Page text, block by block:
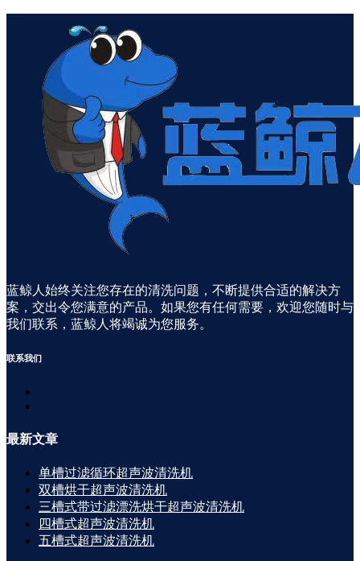
蓝鲸人始终关注您存在的清洗问题，不断提供合适的解决方
案，交出令您满意的产品。如果您有任何需要，欢迎您随时与
我们联系，蓝鲸人将竭诚为您服务。
联系我们
最新文章
单槽过滤循环超声波清洗机
双槽烘干超声波清洗机
三槽式带过滤漂洗烘干超声波清洗机
四槽式超声波清洗机
五槽式超声波清洗机